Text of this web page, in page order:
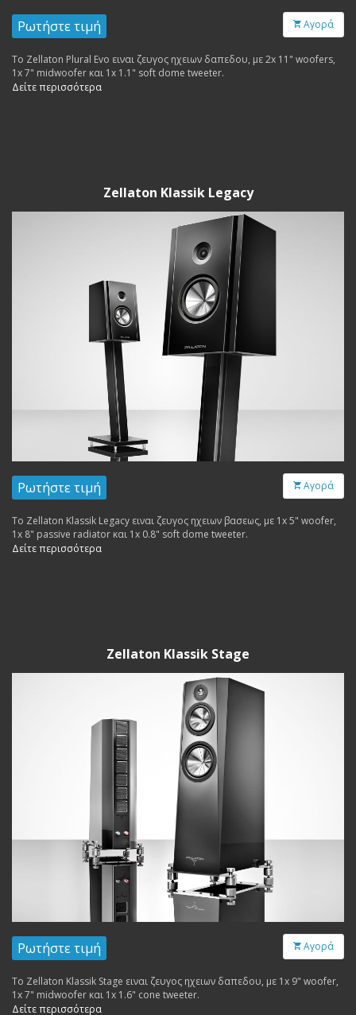
Ρωτήστε τιμή Αγορά
Το Zellaton Plural Evo ειναι ζευγος ηχειων δαπεδου, με 2x 11" woofers,
1x 7" midwoofer και 1x 1.1" soft dome tweeter.
Δείτε περισσότερα
Zellaton Klassik Legacy
Ρωτήστε τιμή Αγορά
Το Zellaton Klassik Legacy ειναι ζευγος ηχειων βασεως, με 1x 5" woofer,
1x 8" passive radiator και 1x 0.8" soft dome tweeter.
Δείτε περισσότερα
Zellaton Klassik Stage
Ρωτήστε τιμή Αγορά
Το Zellaton Klassik Stage ειναι ζευγος ηχειων δαπεδου, με 1x 9" woofer,
1x 7" midwoofer και 1x 1.6" cone tweeter.
Δείτε περισσότερα